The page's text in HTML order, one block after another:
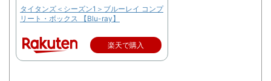
タイタンズ＜シーズン1＞ブルーレイ コンプ
リート・ボックス 【Blu-ray】
楽天で購入